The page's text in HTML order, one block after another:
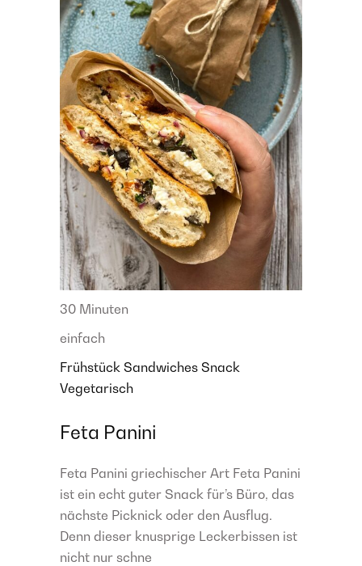
30 Minuten
einfach
Frühstück Sandwiches Snack
Vegetarisch
Feta Panini
Feta Panini griechischer Art Feta Panini
ist ein echt guter Snack für’s Büro, das
nächste Picknick oder den Ausflug.
Denn dieser knusprige Leckerbissen ist
nicht nur schne